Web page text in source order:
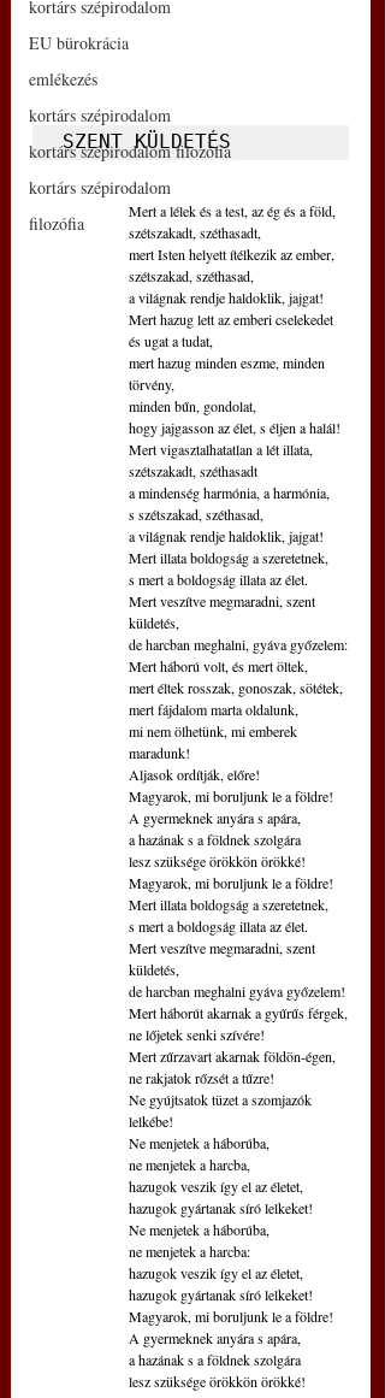
kortárs szépirodalom
EU bürokrácia
emlékezés
kortárs szépirodalom
kortárs szépirodalom filozófia
kortárs szépirodalom
filozófia
SZENT KÜLDETÉS
Mert a lélek és a test, az ég és a föld,
szétszakadt, széthasadt,
mert Isten helyett ítélkezik az ember,
szétszakad, széthasad,
a világnak rendje haldoklik, jajgat!
Mert hazug lett az emberi cselekedet
és ugat a tudat,
mert hazug minden eszme, minden
törvény,
minden bűn, gondolat,
hogy jajgasson az élet, s éljen a halál!
Mert vigasztalhatatlan a lét illata,
szétszakadt, széthasadt
a mindenség harmónia, a harmónia,
s szétszakad, széthasad,
a világnak rendje haldoklik, jajgat!
Mert illata boldogság a szeretetnek,
s mert a boldogság illata az élet.
Mert veszítve megmaradni, szent
küldetés,
de harcban meghalni, gyáva győzelem:
Mert háború volt, és mert öltek,
mert éltek rosszak, gonoszak, sötétek,
mert fájdalom marta oldalunk,
mi nem ölhetünk, mi emberek
maradunk!
Aljasok ordítják, előre!
Magyarok, mi boruljunk le a földre!
A gyermeknek anyára s apára,
a hazának s a földnek szolgára
lesz szüksége örökkön örökké!
Magyarok, mi boruljunk le a földre!
Mert illata boldogság a szeretetnek,
s mert a boldogság illata az élet.
Mert veszítve megmaradni, szent
küldetés,
de harcban meghalni gyáva győzelem!
Mert háborút akarnak a gyűrűs férgek,
ne lőjetek senki szívére!
Mert zűrzavart akarnak földön-égen,
ne rakjatok rőzsét a tűzre!
Ne gyújtsatok tüzet a szomjazók
lelkébe!
Ne menjetek a háborúba,
ne menjetek a harcba,
hazugok veszik így el az életet,
hazugok gyártanak síró lelkeket!
Ne menjetek a háborúba,
ne menjetek a harcba:
hazugok veszik így el az életet,
hazugok gyártanak síró lelkeket!
Magyarok, mi boruljunk le a földre!
A gyermeknek anyára s apára,
a hazának s a földnek szolgára
lesz szüksége örökkön örökké!